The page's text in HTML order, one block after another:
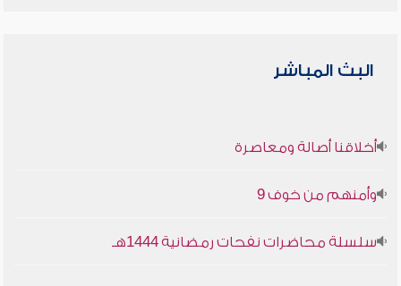
البث المباشر
أخلاقنا أصالة ومعاصرة
وأمنهم من خوف 9
سلسلة محاضرات نفحات رمضانية 1444هـ